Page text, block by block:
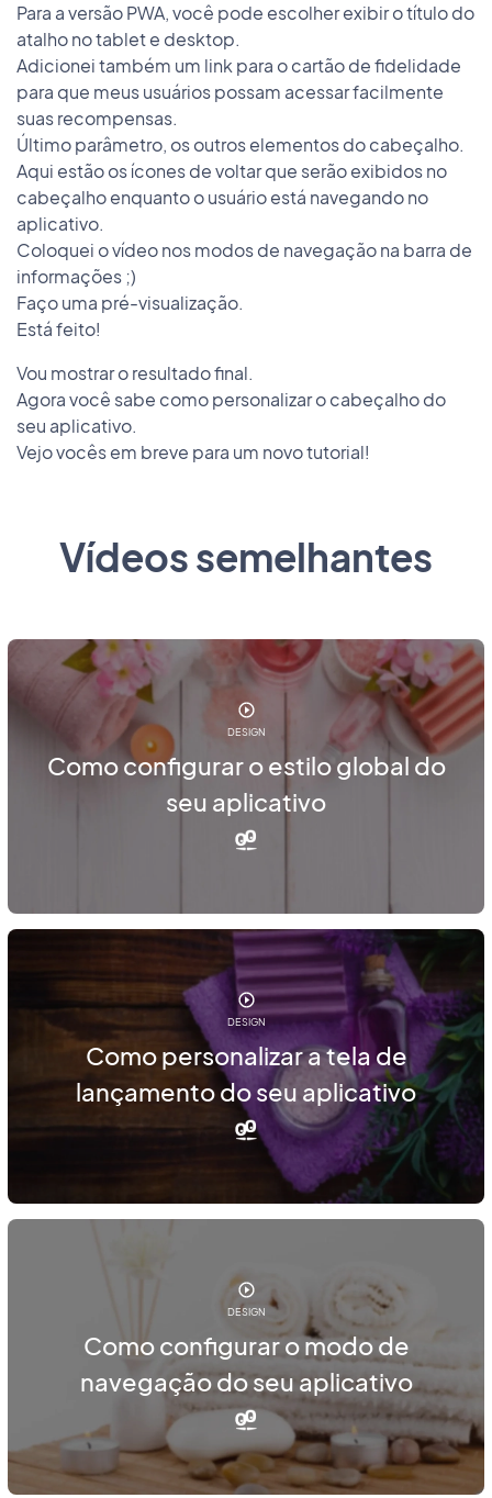
Para a versão PWA, você pode escolher exibir o título do
atalho no tablet e desktop.
Adicionei também um link para o cartão de fidelidade
para que meus usuários possam acessar facilmente
suas recompensas.
Último parâmetro, os outros elementos do cabeçalho.
Aqui estão os ícones de voltar que serão exibidos no
cabeçalho enquanto o usuário está navegando no
aplicativo.
Coloquei o vídeo nos modos de navegação na barra de
informações ;)
Faço uma pré-visualização.
Está feito!
Vou mostrar o resultado final.
Agora você sabe como personalizar o cabeçalho do
seu aplicativo.
Vejo vocês em breve para um novo tutorial!
Vídeos semelhantes
DESIGN
Como configurar o estilo global do
seu aplicativo
DESIGN
Como personalizar a tela de
lançamento do seu aplicativo
DESIGN
Como configurar o modo de
navegação do seu aplicativo